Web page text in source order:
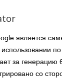
является
за генерацию
со